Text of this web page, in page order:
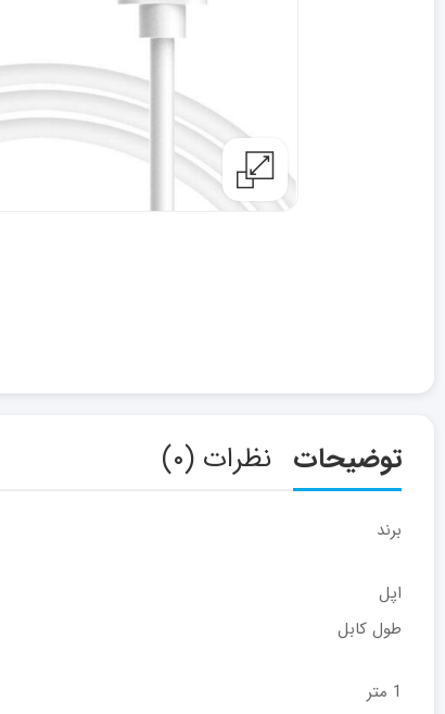
توضیحات نظرات (۰)
برند
اپل
طول کابل
1 متر